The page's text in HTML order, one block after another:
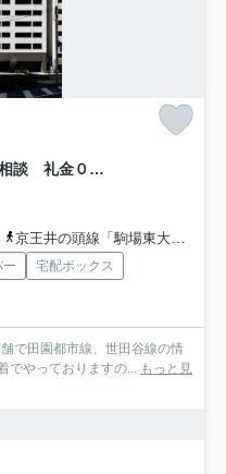
コンフォリア渋谷WEST ペット相談 礼金０ ネット無料
京王井の頭線「駒場東大前」駅 徒歩14分
ー
宅配ボックス
で田園都市線、世田谷線の情
でやっておりますの... もっと見